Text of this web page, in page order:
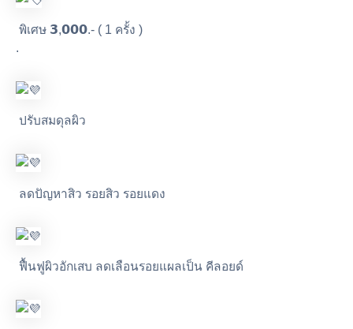
พิเศษ 𝟯,𝟬𝟬𝟬.- ( 1 ครั้ง )
.
ปรับสมดุลผิว
ลดปัญหาสิว รอยสิว รอยแดง
ฟื้นฟูผิวอักเสบ ลดเลือนรอยแผลเป็น คีลอยด์